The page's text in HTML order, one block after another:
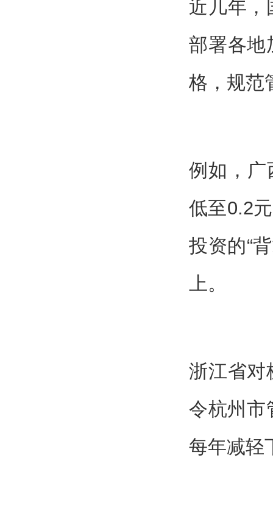
近几年，
部署各地
格，规范
例如，广
低至0.2
投资的“
上。
浙江省对
令杭州市
每年减轻